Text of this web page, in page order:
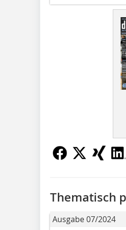
Thematisch
Ausgabe 07/2024